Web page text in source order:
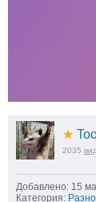
★
2035
Добавлено: 15
Категория: